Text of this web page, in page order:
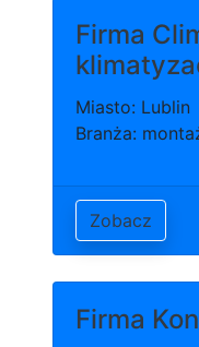
Firma
Miasto: Lublin
Branża:
Zobacz
Firma